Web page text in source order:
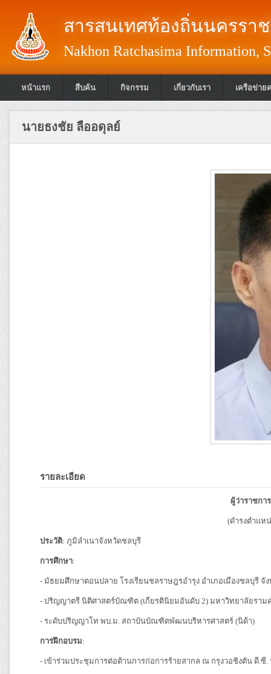
สารสนเทศท้องถิ่นนครรา
Nakhon Ratchasima Information,
หน้าแรก สืบค้น กิจกรรม เกี่ยวกับเรา เครือข่าย
นายธงชัย ลืออดุลย์
รายละเอียด
ผู้ว่าราชกา
(ดำรงตำแห
ประวัติ: ภูมิลำเนาจังหวัดชลบุรี
การศึกษา:
- มัธยมศึกษาตอนปลาย โรงเรียนชลราษฎรอำรุง อำเภอเมืองชลบุรี จั
- ปริญญาตรี นิติศาสตร์บัณฑิต (เกียรตินิยมอันดับ 2) มหาวิทยาลัยราม
- ระดับปริญญาโท พบ.ม. สถาบันบัณฑิตพัฒนบริหารศาสตร์ (นิด้า)
การฝึกอบรม:
- เข้าร่วมประชุมการต่อต้านการก่อการร้ายสากล ณ กรุงวอชิงตัน ดี.ซี.